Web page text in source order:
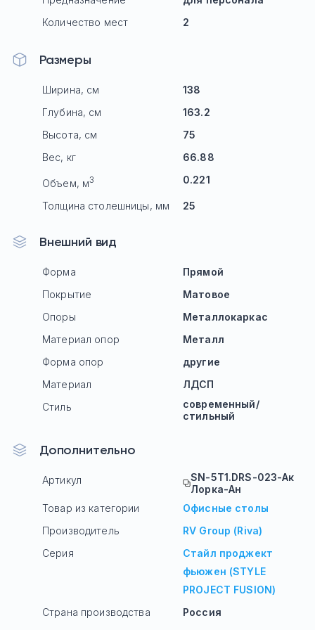
Количество мест
2
Размеры
Ширина, см
138
Глубина, см
163.2
Высота, см
75
Вес, кг
66.88
Объем, м3 0.221
Толщина столешницы, мм 25
Внешний вид
Форма
Прямой
Покрытие
Матовое
Опоры
Mеталлокаркас
Материал опор
Металл
Форма опор
другие
Материал
ЛДСП
Стиль
современный/
стильный
Дополнительно
Артикул
SN-5T1.DRS-023-Ак
Лорка-Ан
Товар из категории
Офисные столы
Производитель
RV Group (Riva)
Серия
Стайл проджект
фьюжен (STYLE
PROJECT FUSION)
Страна производства
Россия